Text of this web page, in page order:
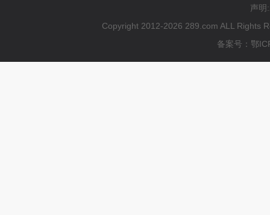
声明
Copyright 2012-2026 289.com ALL Rights
备案号：鄂